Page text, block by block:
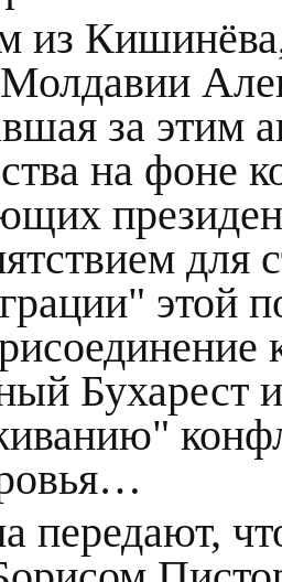
из Кишинёва,
за этим
на фоне
для
этой
Бухарест
передают,